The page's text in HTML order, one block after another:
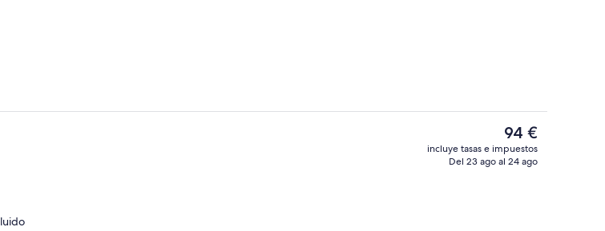
Una piscina al aire libre
El
precio
actual
94 €
incluye tasas e impuestos
Del 23 ago al 24 ago